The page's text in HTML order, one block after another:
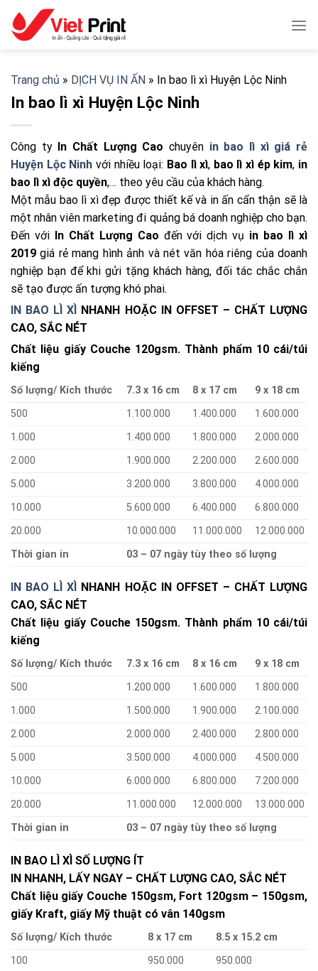
content
Trang chủ » DỊCH VỤ IN ẤN » In bao lì xì Huyện Lộc Ninh
In bao lì xì Huyện Lộc Ninh
Công ty In Chất Lượng Cao chuyên in bao lì xì giá rẻ
Huyện Lộc Ninh với nhiều loại: Bao lì xì, bao lì xì ép kim, in
bao lì xì độc quyền,… theo yêu cầu của khách hàng.
Một mẫu bao lì xì đẹp được thiết kế và in ấn cẩn thận sẽ là
một nhân viên marketing đi quảng bá doanh nghiệp cho bạn.
Đến với In Chất Lượng Cao đến với dịch vụ in bao lì xì
2019 giá rẻ mang hình ảnh và nét văn hóa riêng của doanh
nghiệp bạn để khi gửi tặng khách hàng, đối tác chắc chắn
sẽ tạo được ấn tượng khó phai.
IN BAO LÌ XÌ NHANH HOẶC IN OFFSET – CHẤT LƯỢNG
CAO, SẮC NÉT
Chất liệu giấy Couche 120gsm. Thành phẩm 10 cái/túi
kiếng
Số lượng/ Kích thước 7.3 x 16 cm 8 x 17 cm
9 x 18 cm
500
1.100.000 1.400.000
1.600.000
1.000
1.400.000 1.800.000
2.000.000
2.000
1.900.000 2.200.000
2.600.000
5.000
3.200.000 3.800.000
4.000.000
10.000
5.600.000 6.400.000
6.800.000
20.000
10.000.000 11.000.000
12.000.000
Thời gian in
03 – 07 ngày tùy theo số lượng
IN BAO LÌ XÌ NHANH HOẶC IN OFFSET – CHẤT LƯỢNG
CAO, SẮC NÉT
Chất liệu giấy Couche 150gsm. Thành phẩm 10 cái/túi
kiếng
Số lượng/ Kích thước 7.3 x 16 cm 8 x 16 cm
9 x 18 cm
500
1.200.000 1.600.000
1.800.000
1.000
1.500.000 1.900.000
2.100.000
2.000
2.000.000 2.400.000
2.800.000
5.000
3.500.000 4.000.000
4.500.000
10.000
6.000.000 6.800.000
7.200.000
20.000
11.000.000 12.000.000
13.000.000
Thời gian in
03 – 07 ngày tùy theo số lượng
IN BAO LÌ XÌ SỐ LƯỢNG ÍT
IN NHANH, LẤY NGAY – CHẤT LƯỢNG CAO, SẮC NÉT
Chất liệu giấy Couche 150gsm, Fort 120gsm – 150gsm,
giấy Kraft, giấy Mỹ thuật có vân 140gsm
Số lượng/ Kích thước 8 x 17 cm
8.5 x 15.2 cm
100
950.000
950.000